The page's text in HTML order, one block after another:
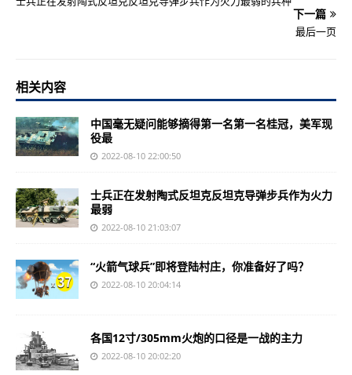
下一篇
最后一页
相关内容
中国毫无疑问能够摘得第一名第一名桂冠，美军现
役最
2022-08-10 22:00:50
士兵正在发射陶式反坦克反坦克导弹步兵作为火力
最弱
2022-08-10 21:03:07
“火箭气球兵”即将登陆村庄，你准备好了吗？
2022-08-10 20:04:14
各国12寸/305mm火炮的口径是一战的主力
2022-08-10 20:02:20